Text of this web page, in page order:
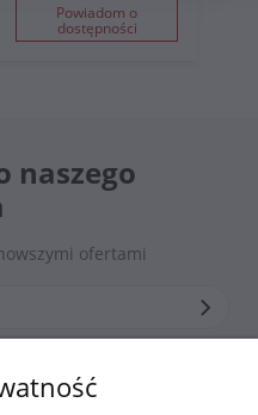
Powiadom o
dostępności
naszego
ofertami
prywatności